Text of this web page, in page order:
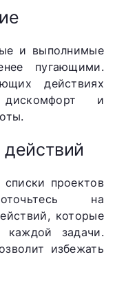
и выполнимые
пугающими.
действиях
дискомфорт и
проектов
на
которые
каждой задачи.
избежать